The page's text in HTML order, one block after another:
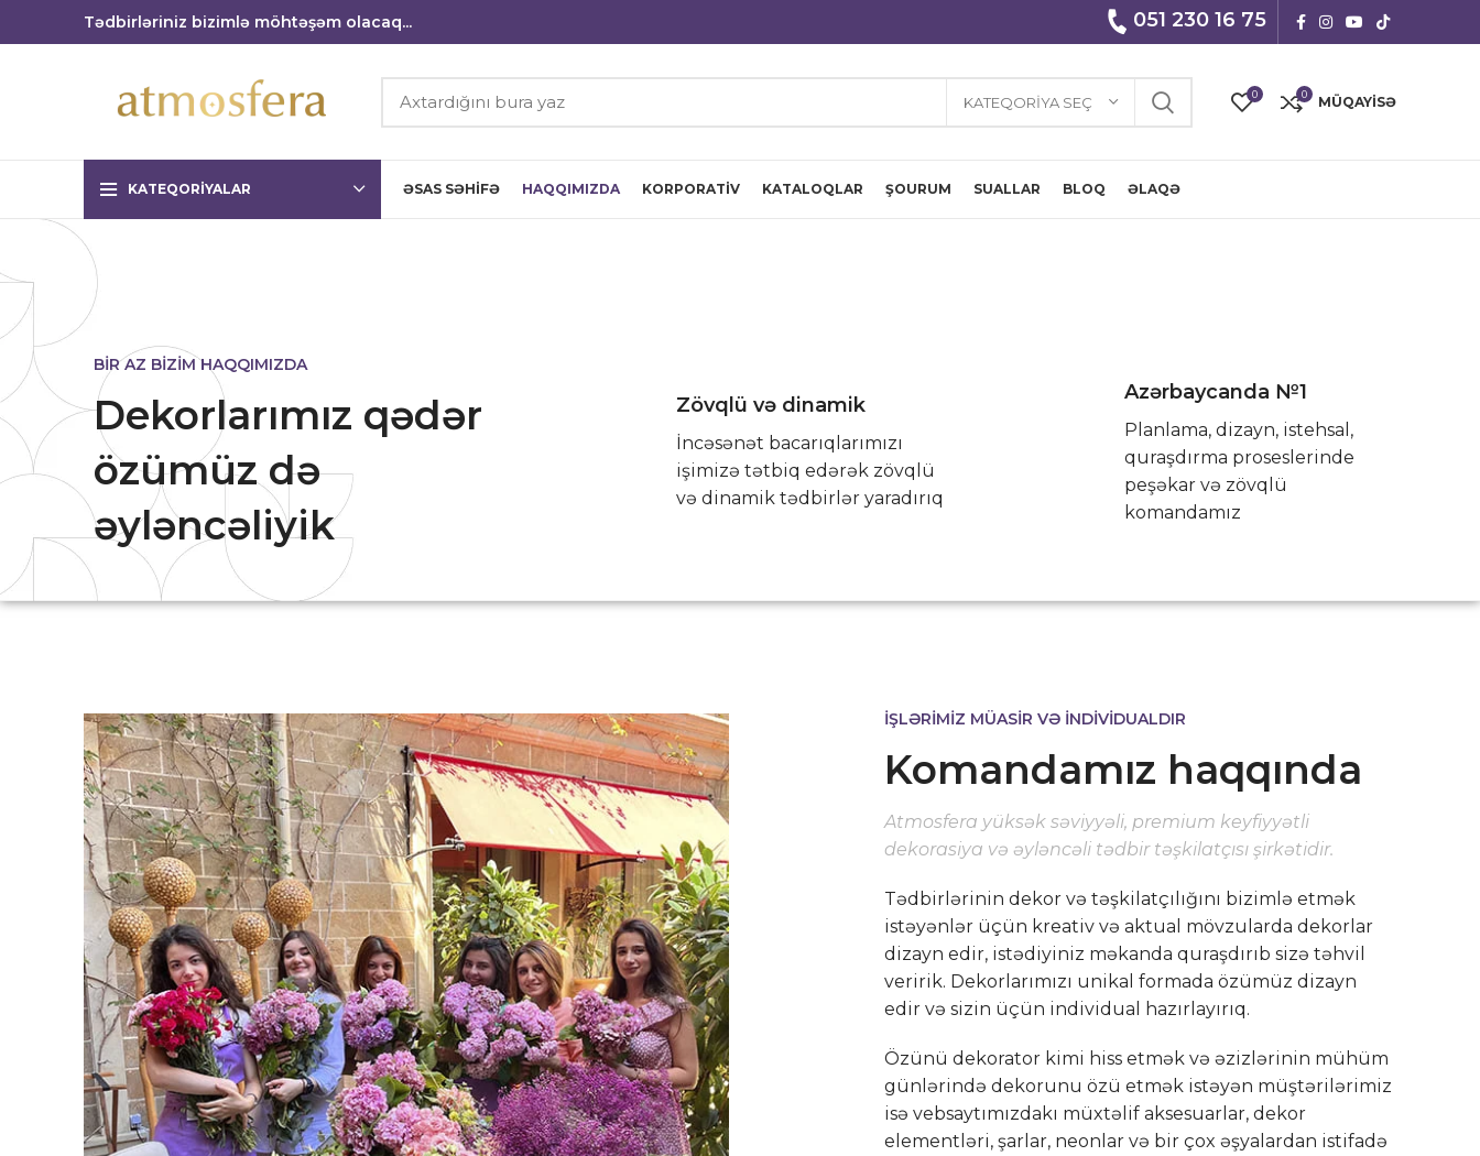
Tədbirləriniz bizimlə möhtəşəm olacaq... 051 230 16 75
KATEQORIYA SEÇ 0 0 MÜQAYISƏ
KATEQORIYALAR ƏSAS SƏHIFƏ HAQQIMIZDA KORPORATIV KATALOQLAR ŞOURUM SUALLAR BLOQ ƏLAQƏ
BİR AZ BİZİM HAQQIMIZDA
Dekorlarımız qədər
özümüz də
əyləncəliyik
Zövqlü və dinamik
İncəsənət bacarıqlarımızı
işimizə tətbiq edərək zövqlü
və dinamik tədbirlər yaradırıq
Azərbaycanda №1
Planlama, dizayn, istehsal,
quraşdırma proseslerinde
peşəkar və zövqlü
komandamız
İŞLƏRİMİZ MÜASİR VƏ İNDİVİDUALDIR
Komandamız haqqında
Atmosfera yüksək səviyyəli, premium keyfiyyətli
dekorasiya və əyləncəli tədbir təşkilatçısı şirkətidir.
Tədbirlərinin dekor və təşkilatçılığını bizimlə etmək
istəyənlər üçün kreativ və aktual mövzularda dekorlar
dizayn edir, istədiyiniz məkanda quraşdırıb sizə təhvil
veririk. Dekorlarımızı unikal formada özümüz dizayn
edir və sizin üçün individual hazırlayırıq.
Özünü dekorator kimi hiss etmək və əzizlərinin mühüm
günlərində dekorunu özü etmək istəyən müştərilərimiz
isə vebsaytımızdakı müxtəlif aksesuarlar, dekor
elementləri, şarlar, neonlar və bir çox əşyalardan istifadə